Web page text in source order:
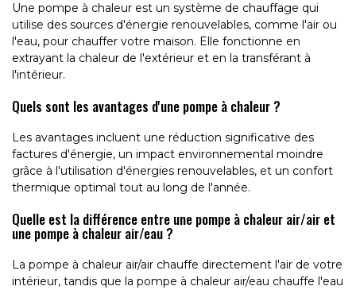
Une pompe à chaleur est un système de chauffage qui
utilise des sources d'énergie renouvelables, comme l'air ou
l'eau, pour chauffer votre maison. Elle fonctionne en
extrayant la chaleur de l'extérieur et en la transférant à
l'intérieur.
Quels sont les avantages d'une pompe à chaleur ?
Les avantages incluent une réduction significative des
factures d'énergie, un impact environnemental moindre
grâce à l'utilisation d'énergies renouvelables, et un confort
thermique optimal tout au long de l'année.
Quelle est la différence entre une pompe à chaleur air/air et
une pompe à chaleur air/eau ?
La pompe à chaleur air/air chauffe directement l'air de votre
intérieur, tandis que la pompe à chaleur air/eau chauffe l'eau